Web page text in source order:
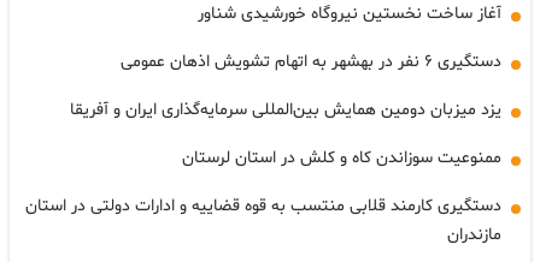
آغاز ساخت نخستین نیروگاه خورشیدی شناور
دستگیری ۶ نفر در بهشهر به اتهام تشویش اذهان عمومی
یزد میزبان دومین همایش بین‌المللی سرمایه‌گذاری ایران و آفریقا
ممنوعیت سوزاندن کاه و کلش در استان لرستان
دستگیری کارمند قلابی منتسب به قوه قضاییه و ادارات دولتی در استان
مازندران